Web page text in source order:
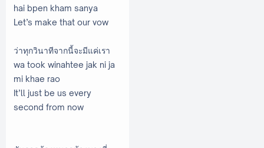
hai bpen kham sanya
Let’s make that our vow
ว่าทุกวินาทีจากนี้จะมีแค่เรา
wa took winahtee jak ni ja
mi khae rao
‌It’ll just be us every
second from now